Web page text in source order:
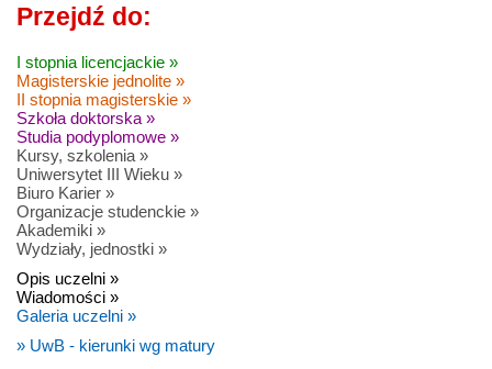
Przejdź do:
I stopnia licencjackie »
Magisterskie jednolite »
II stopnia magisterskie »
Szkoła doktorska »
Studia podyplomowe »
Kursy, szkolenia »
Uniwersytet III Wieku »
Biuro Karier »
Organizacje studenckie »
Akademiki »
Wydziały, jednostki »
Opis uczelni »
Wiadomości »
Galeria uczelni »
» UwB - kierunki wg matury